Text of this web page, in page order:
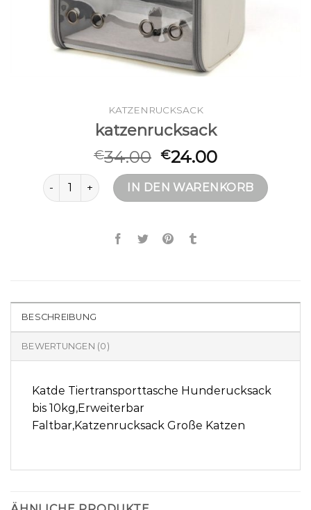
KATZENRUCKSACK
katzenrucksack
€34.00 €24.00
katzenrucksack MengeIN DEN WARENKORB
BESCHREIBUNG
BEWERTUNGEN (0)
Katde Tiertransporttasche Hunderucksack
bis 10kg,Erweiterbar
Faltbar,Katzenrucksack Große Katzen